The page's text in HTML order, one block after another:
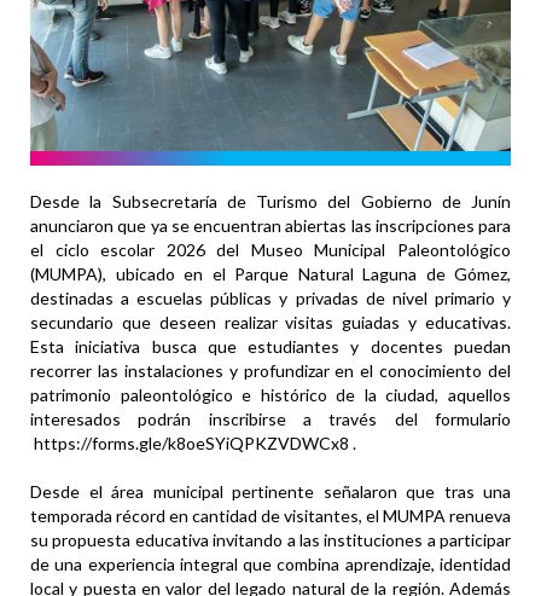
Desde la Subsecretaría de Turismo del Gobierno de Junín
anunciaron que ya se encuentran abiertas las inscripciones para
el ciclo escolar 2026 del Museo Municipal Paleontológico
(MUMPA), ubicado en el Parque Natural Laguna de Gómez,
destinadas a escuelas públicas y privadas de nivel primario y
secundario que deseen realizar visitas guiadas y educativas.
Esta iniciativa busca que estudiantes y docentes puedan
recorrer las instalaciones y profundizar en el conocimiento del
patrimonio paleontológico e histórico de la ciudad, aquellos
interesados podrán inscribirse a través del formulario
https://forms.gle/k8oeSYiQPKZVDWCx8 .
Desde el área municipal pertinente señalaron que tras una
temporada récord en cantidad de visitantes, el MUMPA renueva
su propuesta educativa invitando a las instituciones a participar
de una experiencia integral que combina aprendizaje, identidad
local y puesta en valor del legado natural de la región. Además